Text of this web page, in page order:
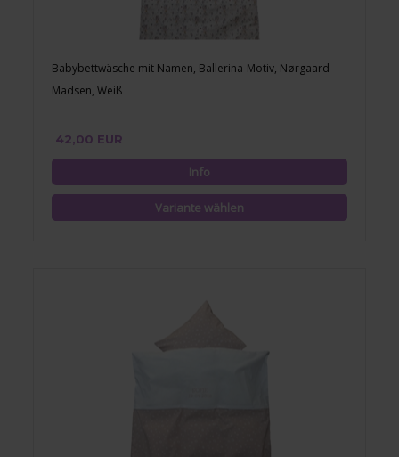
Babybettwäsche mit Namen, Ballerina-Motiv, Nørgaard
Madsen, Weiß
42,00 EUR